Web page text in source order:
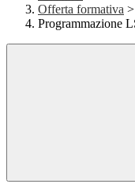
Offerta formativa >
Programmazione